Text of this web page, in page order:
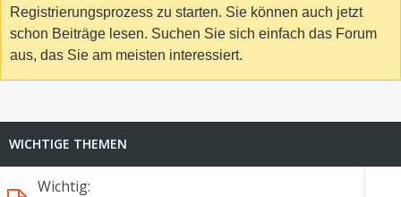
Registrierungsprozess zu starten. Sie können auch jetzt
schon Beiträge lesen. Suchen Sie sich einfach das Forum
aus, das Sie am meisten interessiert.
WICHTIGE THEMEN
Wichtig: